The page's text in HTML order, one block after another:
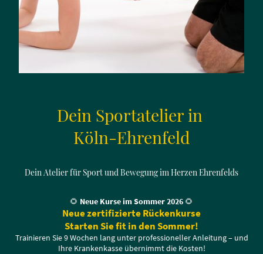
Dein Sportatelier in
Köln-Ehrenfeld
Dein Atelier für Sport und Bewegung im Herzen Ehrenfelds
🌻 Neue Kurse im Sommer 2026🌻
Neue zertifizierte Rückenkurse
Starten Sie fit in den Sommer!
Trainieren Sie 9 Wochen lang unter professioneller Anleitung – und
Ihre Krankenkasse übernimmt die Kosten!